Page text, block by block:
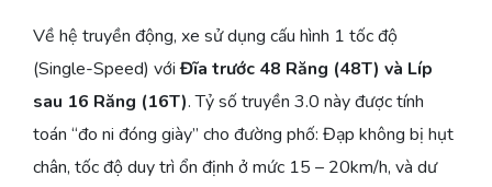
Về hệ truyền động, xe sử dụng cấu hình 1 tốc độ
(Single-Speed) vớiĐĩa trước 48 Răng (48T) và Líp
sau 16 Răng (16T). Tỷ số truyền 3.0 này được tính
toán “đo ni đóng giày” cho đường phố: Đạp không bị hụt
chân, tốc độ duy trì ổn định ở mức 15 – 20km/h, và dư